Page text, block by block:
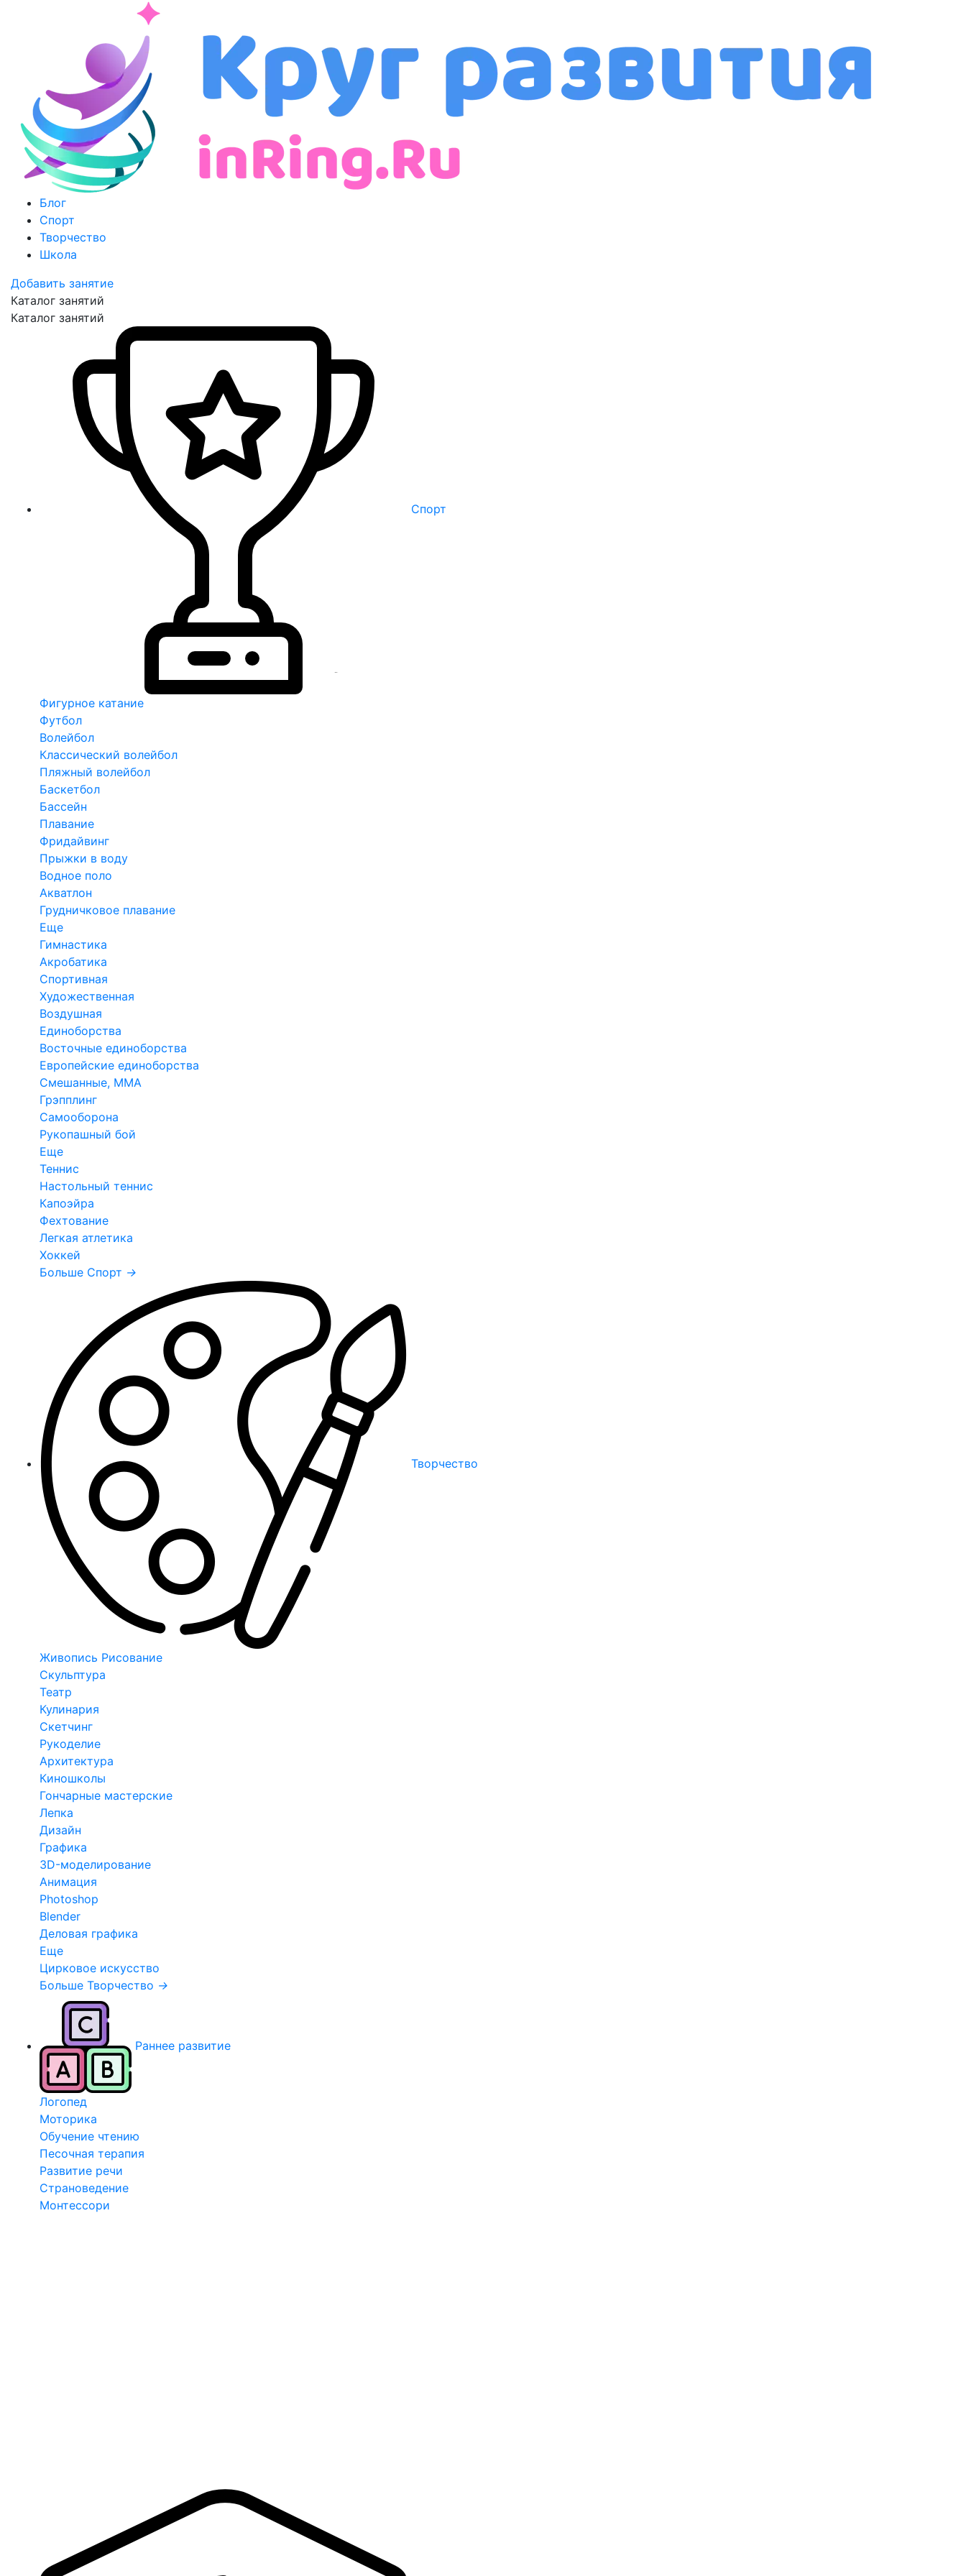
Блог
Спорт
Творчество
Школа
Добавить занятие
Каталог занятий
Каталог занятий
Спорт
Фигурное катание
Футбол
Волейбол
Классический волейбол
Пляжный волейбол
Баскетбол
Бассейн
Плавание
Фридайвинг
Прыжки в воду
Водное поло
Акватлон
Грудничковое плавание
Еще
Гимнастика
Акробатика
Спортивная
Художественная
Воздушная
Единоборства
Восточные единоборства
Европейские единоборства
Смешанные, ММА
Грэпплинг
Самооборона
Рукопашный бой
Еще
Теннис
Настольный теннис
Капоэйра
Фехтование
Легкая атлетика
Хоккей
Больше Спорт →
Творчество
Живопись Рисование
Скульптура
Театр
Кулинария
Скетчинг
Рукоделие
Архитектура
Киношколы
Гончарные мастерские
Лепка
Дизайн
Графика
3D-моделирование
Анимация
Photoshop
Blender
Деловая графика
Еще
Цирковое искусство
Больше Творчество →
Раннее развитие
Логопед
Моторика
Обучение чтению
Песочная терапия
Развитие речи
Страноведение
Монтессори